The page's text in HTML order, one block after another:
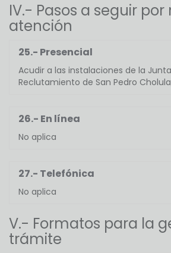
IV.- Pasos a seguir
atención
25.- Presencial
Acudir a las instalaciones de la
Reclutamiento de San Pedro
26.- En línea
No aplica
27.- Telefónica
No aplica
V.- Formatos para la
trámite